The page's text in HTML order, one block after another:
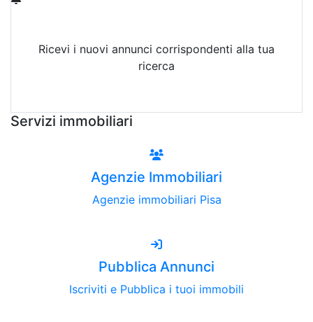
Ricevi i nuovi annunci corrispondenti alla tua
ricerca
Servizi immobiliari
Agenzie Immobiliari
Agenzie immobiliari Pisa
Pubblica Annunci
Iscriviti e Pubblica i tuoi immobili